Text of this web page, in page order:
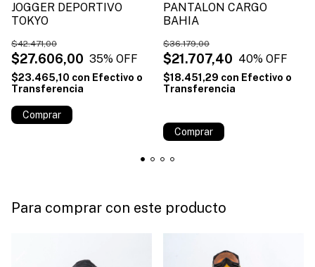
JOGGER DEPORTIVO
TOKYO
$27.606,00
$42.471,00
35% OFF
$23.465,10 con Efectivo o
Transferencia
Comprar
PANTALON CARGO
BAHIA
$21.707,40
$36.179,00
40% OFF
$18.451,29 con Efectivo o
Transferencia
Comprar
Para comprar con este producto